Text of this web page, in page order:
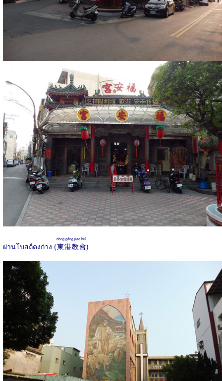
ผ่านโบสถ์ตงก่าง (東港教會
dōng gǎng jiào huì
)